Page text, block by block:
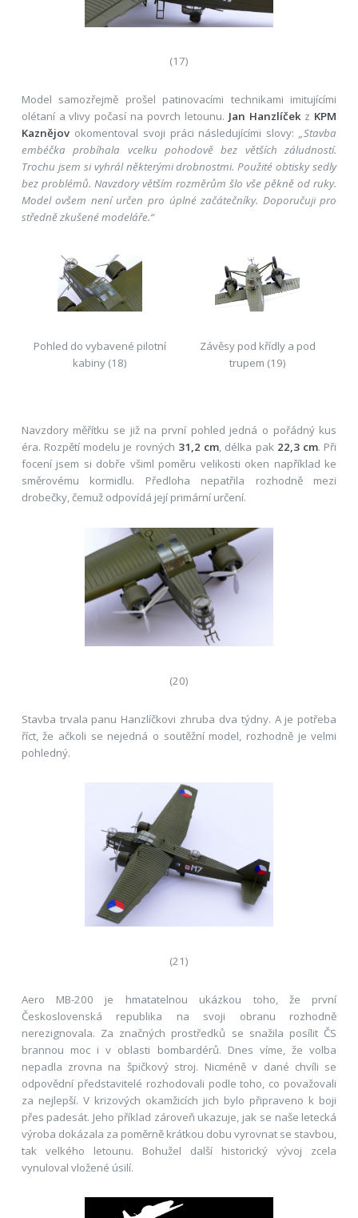
(17)
Model samozřejmě prošel patinovacími technikami imitujícími
olétaní a vlivy počasí na povrch letounu. Jan Hanzlíčekz KPM
Kaznějovokomentoval svoji práci následujícími slovy: „Stavba
embéčka probíhala vcelku pohodově bez větších záludností.
Trochu jsem si vyhrál některými drobnostmi. Použité obtisky sedly
bez problémů. Navzdory větším rozměrům šlo vše pěkně od ruky.
Model ovšem není určen pro úplné začátečníky. Doporučuji pro
středně zkušené modeláře.“
Pohled do vybavené pilotní
kabiny (18)
Závěsy pod křídly a pod
trupem (19)
Navzdory měřítku se již na první pohled jedná o pořádný kus
éra. Rozpětí modelu je rovných 31,2 cm, délka pak 22,3 cm. Při
focení jsem si dobře všiml poměru velikosti oken například ke
směrovému kormidlu. Předloha nepatřila rozhodně mezi
drobečky, čemuž odpovídá její primární určení.
(20)
Stavba trvala panu Hanzlíčkovi zhruba dva týdny. A je potřeba
říct, že ačkoli se nejedná o soutěžní model, rozhodně je velmi
pohledný.
(21)
Aero MB-200 je hmatatelnou ukázkou toho, že první
Československá republika na svoji obranu rozhodně
nerezignovala. Za značných prostředků se snažila posílit ČS
brannou moc i v oblasti bombardérů. Dnes víme, že volba
nepadla zrovna na špičkový stroj. Nicméně v dané chvíli se
odpovědní představitelé rozhodovali podle toho, co považovali
za nejlepší. V krizových okamžicích jich bylo připraveno k boji
přes padesát. Jeho příklad zároveň ukazuje, jak se naše letecká
výroba dokázala za poměrně krátkou dobu vyrovnat se stavbou,
tak velkého letounu. Bohužel další historický vývoj zcela
vynuloval vložené úsilí.